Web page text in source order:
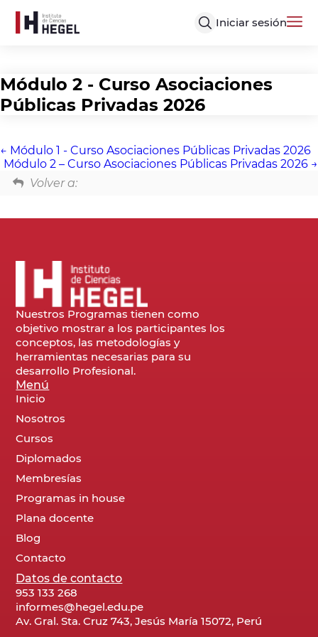
Iniciar sesión
Módulo 2 - Curso Asociaciones
Públicas Privadas 2026
Módulo 1 - Curso Asociaciones Públicas Privadas 2026
Módulo 2 – Curso Asociaciones Públicas Privadas 2026
Volver a:
Nuestros Programas tienen como
objetivo mostrar a los participantes los
conceptos, las metodologías y
herramientas necesarias para su
desarrollo Profesional.
Menú
Inicio
Nosotros
Cursos
Diplomados
Membresías
Programas in house
Plana docente
Blog
Contacto
Datos de contacto
953 133 268
informes@hegel.edu.pe
Av. Gral. Sta. Cruz 743, Jesús María 15072, Perú